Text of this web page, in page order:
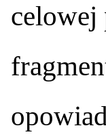
celowej